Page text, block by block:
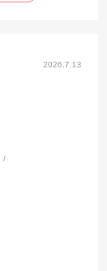
2026.7.13